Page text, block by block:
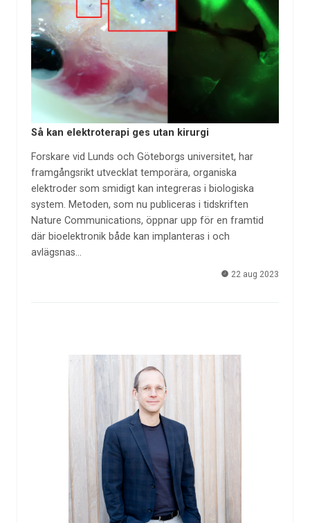
Så kan elektroterapi ges utan kirurgi
Forskare vid Lunds och Göteborgs universitet, har
framgångsrikt utvecklat temporära, organiska
elektroder som smidigt kan integreras i biologiska
system. Metoden, som nu publiceras i tidskriften
Nature Communications, öppnar upp för en framtid
där bioelektronik både kan implanteras i och
avlägsnas…
22 aug 2023